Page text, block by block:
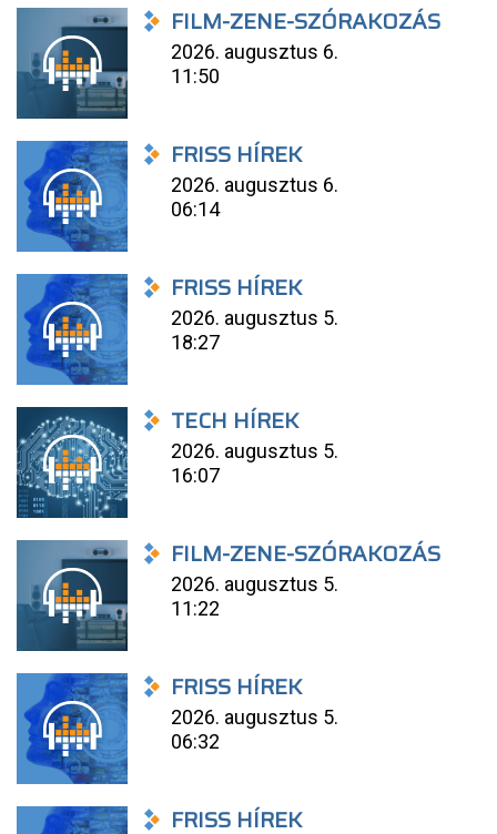
FILM-ZENE-SZÓRAKOZÁS
2026. augusztus 6.
11:50
FRISS HÍREK
2026. augusztus 6.
06:14
FRISS HÍREK
2026. augusztus 5.
18:27
TECH HÍREK
2026. augusztus 5.
16:07
FILM-ZENE-SZÓRAKOZÁS
2026. augusztus 5.
11:22
FRISS HÍREK
2026. augusztus 5.
06:32
FRISS HÍREK